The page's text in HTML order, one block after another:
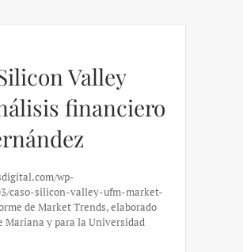
Valley
financiero
wp-
caso-silicon-valley-ufm-market-
de Market Trends, elaborado
Mariana y para la Universidad